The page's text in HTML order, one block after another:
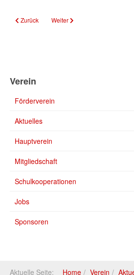
Vorheriger Beitrag: St. Wendel spielt Beach-
Zurück Nächster Beitrag:
Weiter
Verein
Förderverein
Aktuelles
Hauptverein
Mitgliedschaft
Schulkooperationen
Jobs
Sponsoren
Aktuelle Seite: Home Verein